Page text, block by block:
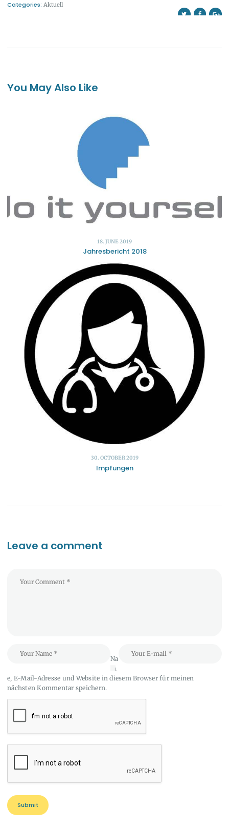
Categories: Aktuell
You May Also Like
18. JUNE 2019
Jahresbericht 2018
30. OCTOBER 2019
Impfungen
Leave a comment
Na
m
e, E-Mail-Adresse und Website in diesem Browser für meinen
nächsten Kommentar speichern.